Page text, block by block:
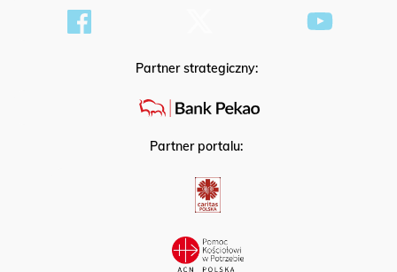
Partner strategiczny:
Partner portalu: